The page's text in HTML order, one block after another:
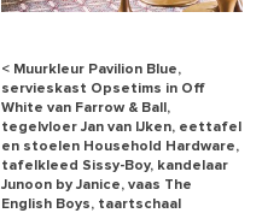
< Muurkleur Pavilion Blue,
servieskast Opsetims in Off
White van Farrow & Ball,
tegelvloer Jan van IJken, eettafel
en stoelen Household Hardware,
tafelkleed Sissy-Boy, kandelaar
Junoon by Janice, vaas The
English Boys, taartschaal